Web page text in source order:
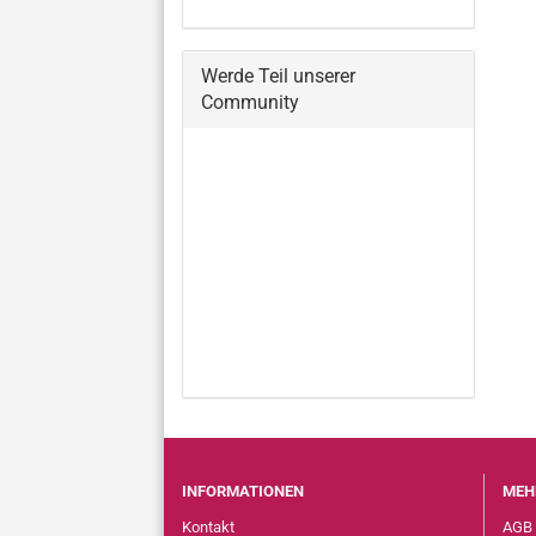
Werde Teil unserer
Community
INFORMATIONEN
Kontakt
AGB